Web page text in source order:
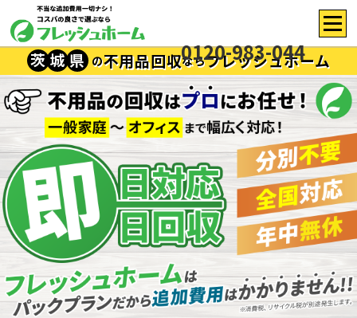
0120-983-044
茨城県 の不用品回収ならフレッシュホーム